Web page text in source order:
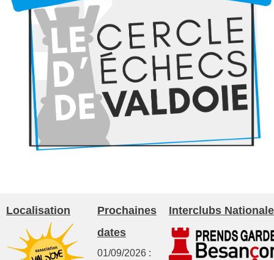
Localisation
Prochaines
dates
01/09/2026 :
Interclubs